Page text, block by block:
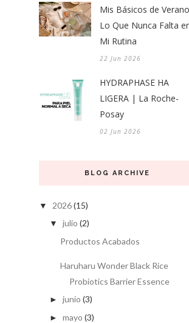
Mis Básicos de
Lo Que Nunca Falta
Mi Rutina
22 Jun 2026
HYDRAPHASE HA
LIGERA | La Roche-
Posay
02 Jun 2026
BLOG ARCHIVE
▼ 2026(15)
▼ julio (2)
Productos Acabados
Haruharu Wonder Black Rice
Probiotics Barrier Essence
► junio (3)
► mayo (3)